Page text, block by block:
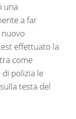
una
a far
effettuato la
come
polizia le
testa del